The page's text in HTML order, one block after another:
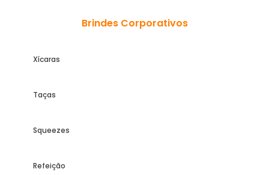
Brindes Corporativos
Xícaras
Taças
Squeezes
Refeição